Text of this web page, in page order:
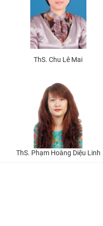
ThS. Chu Lê Mai
ThS. Phạm Hoàng Diệu Linh